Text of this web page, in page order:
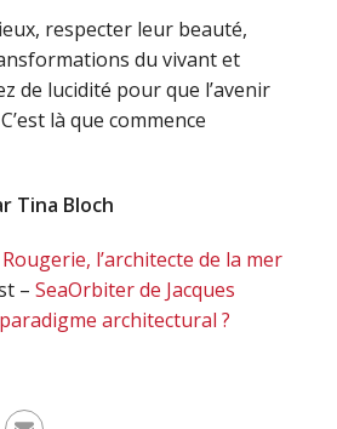
respecter leur beauté,
du vivant et
de lucidité pour que l’avenir
là que commence
Tina Bloch
Rougerie, l’architecte de la mer
–SeaOrbiter de Jacques
architectural ?